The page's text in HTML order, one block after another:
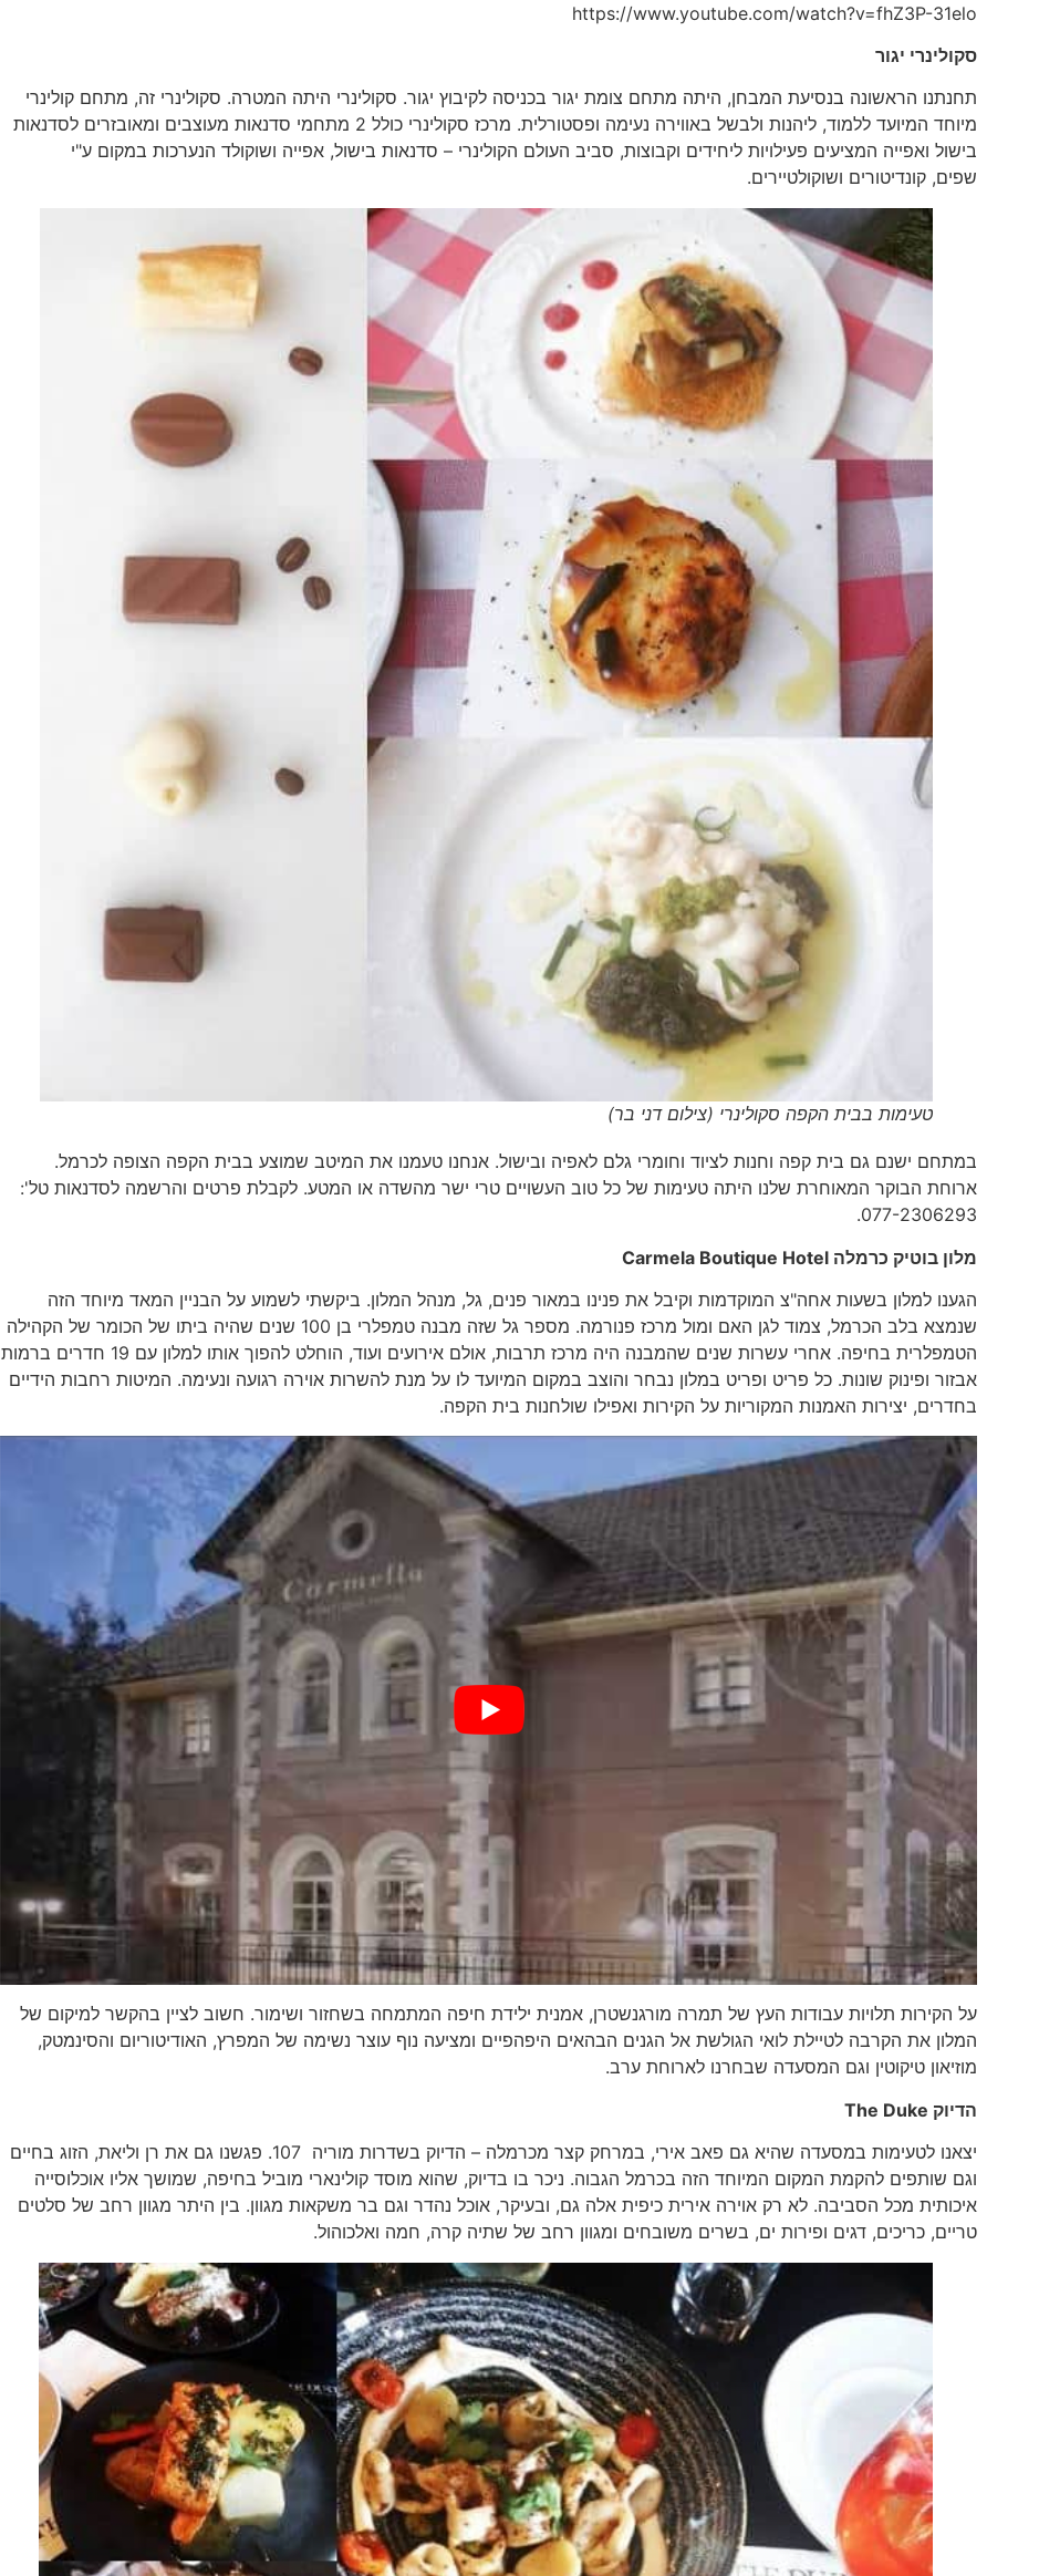
https://www.youtube.com/watch?v=fhZ3P-31elo
סקולינרי יגור
תחנתנו הראשונה בנסיעת המבחן, היתה מתחם צומת יגור בכניסה לקיבוץ יגור. סקולינרי היתה המטרה. סקולינרי זה, מתחם קולינרי
מיוחד המיועד ללמוד, ליהנות ולבשל באווירה נעימה ופסטורלית. מרכז סקולינרי כולל 2 מתחמי סדנאות מעוצבים ומאובזרים לסדנאות
בישול ואפייה המציעים פעילויות ליחידים וקבוצות, סביב העולם הקולינרי – סדנאות בישול, אפייה ושוקולד הנערכות במקום ע"י
שפים, קונדיטורים ושוקולטיירים.
טעימות בבית הקפה סקולינרי (צילום דני בר)
במתחם ישנם גם בית קפה וחנות לציוד וחומרי גלם לאפיה ובישול. אנחנו טעמנו את המיטב שמוצע בבית הקפה הצופה לכרמל.
ארוחת הבוקר המאוחרת שלנו היתה טעימות של כל טוב העשויים טרי ישר מהשדה או המטע. לקבלת פרטים והרשמה לסדנאות טל':
077-2306293.
מלון בוטיק כרמלהCarmela Boutique Hotel
הגענו למלון בשעות אחה"צ המוקדמות וקיבל את פנינו במאור פנים, גל, מנהל המלון. ביקשתי לשמוע על הבניין המאד מיוחד הזה
שנמצא בלב הכרמל, צמוד לגן האם ומול מרכז פנורמה. מספר גל שזה מבנה טמפלרי בן 100 שנים שהיה ביתו של הכומר של הקהילה
הטמפלרית בחיפה. אחרי עשרות שנים שהמבנה היה מרכז תרבות, אולם אירועים ועוד, הוחלט להפוך אותו למלון עם 19 חדרים ברמות
אבזור ופינוק שונות. כל פריט ופריט במלון נבחר והוצב במקום המיועד לו על מנת להשרות אוירה רגועה ונעימה. המיטות רחבות הידיים
בחדרים, יצירות האמנות המקוריות על הקירות ואפילו שולחנות בית הקפה.
על הקירות תלויות עבודות העץ של תמרה מורגנשטרן, אמנית ילידת חיפה המתמחה בשחזור ושימור. חשוב לציין בהקשר למיקום של
המלון את הקרבה לטיילת לואי הגולשת אל הגנים הבהאים היפהפיים ומציעה נוף עוצר נשימה של המפרץ, האודיטוריום והסינמטק,
מוזיאון טיקוטין וגם המסעדה שבחרנו לארוחת ערב.
הדיוק The Duke
יצאנו לטעימות במסעדה שהיא גם פאב אירי, במרחק קצר מכרמלה – הדיוק בשדרות מוריה 107. פגשנו גם את רן וליאת, הזוג בחיים
וגם שותפים להקמת המקום המיוחד הזה בכרמל הגבוה. ניכר בו בדיוק, שהוא מוסד קולינארי מוביל בחיפה, שמושך אליו אוכלוסייה
איכותית מכל הסביבה. לא רק אוירה אירית כיפית אלה גם, ובעיקר, אוכל נהדר וגם בר משקאות מגוון. בין היתר מגוון רחב של סלטים
טריים, כריכים, דגים ופירות ים, בשרים משובחים ומגוון רחב של שתיה קרה, חמה ואלכוהול.